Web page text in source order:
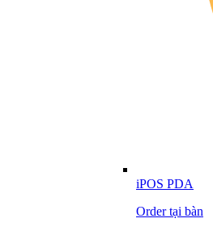
iPOS PDA
Order tại bàn